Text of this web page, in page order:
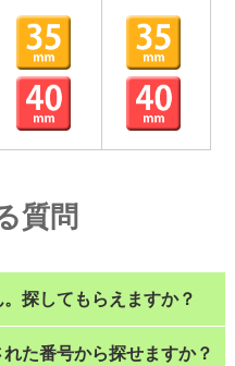
質問
探してもらえますか？
た番号から探せますか？